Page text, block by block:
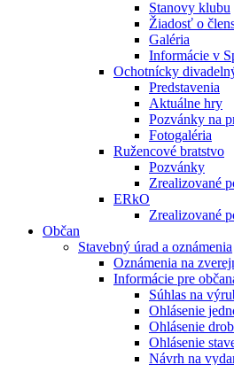
Stanovy klubu
Žiadosť o
Galéria
Informácie v
Ochotnícky
Predstavenia
Aktuálne hry
Pozvánky na
Fotogaléria
Ružencové bratstvo
Pozvánky
Zrealizované
ERkO
Zrealizované
Občan
Stavebný úrad a oznámenia
Oznámenia na
Informácie pre
Súhlas na
Ohlásenie
Ohlásenie
Ohlásenie
Návrh na